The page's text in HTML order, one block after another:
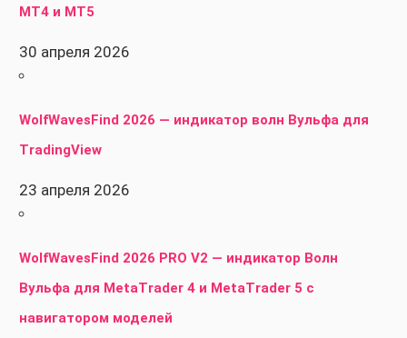
MT4 и MT5
30 апреля 2026
WolfWavesFind 2026 — индикатор волн Вульфа для
TradingView
23 апреля 2026
WolfWavesFind 2026 PRO V2 — индикатор Волн
Вульфа для MetaTrader 4 и MetaTrader 5 с
навигатором моделей